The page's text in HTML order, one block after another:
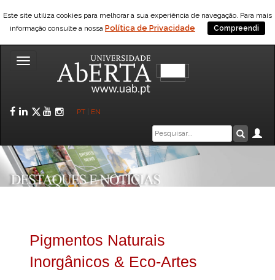
Este site utiliza cookies para melhorar a sua experiência de navegação. Para mais
informação consulte a nossa Política de Privacidade Compreendi
Toggle
Facebook
LinkedIn
Twitter
YouTube
Instagram
PT EN
Caixa
de
pesquisa
Pigmentos Naturais
Inorgânicos & Eco-Artes